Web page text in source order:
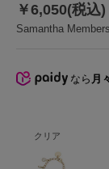
￥6,050(税込)
Samantha
なら 月
クリア